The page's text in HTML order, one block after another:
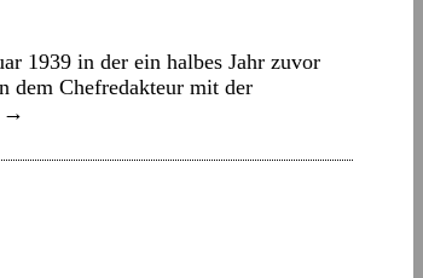
1939 in der ein halbes Jahr zuvor
dem Chefredakteur mit der
→